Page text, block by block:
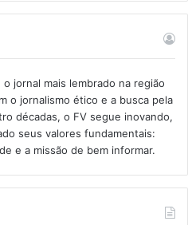
jornal mais lembrado na região
o jornalismo ético e a busca pela
décadas, o FV segue inovando,
seus valores fundamentais:
e a missão de bem informar.​